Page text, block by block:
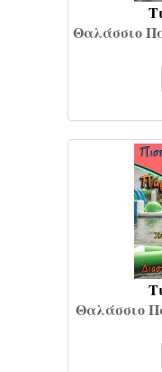
Θαλάσσιο
Θαλάσσιο